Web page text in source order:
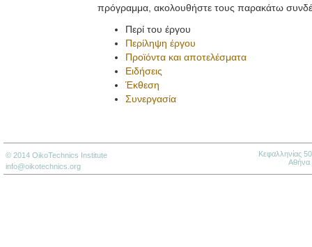
πρόγραμμα, ακολουθήστε τους παρακάτω
Περί του έργου
Περίληψη έργου
Προϊόντα και αποτελέσματα
Ειδήσεις
Έκθεση
Συνεργασία
© 2014 OikoTechnics Institute
info@oikotechnics.org
Κεφαλληνίας
Αθήνα